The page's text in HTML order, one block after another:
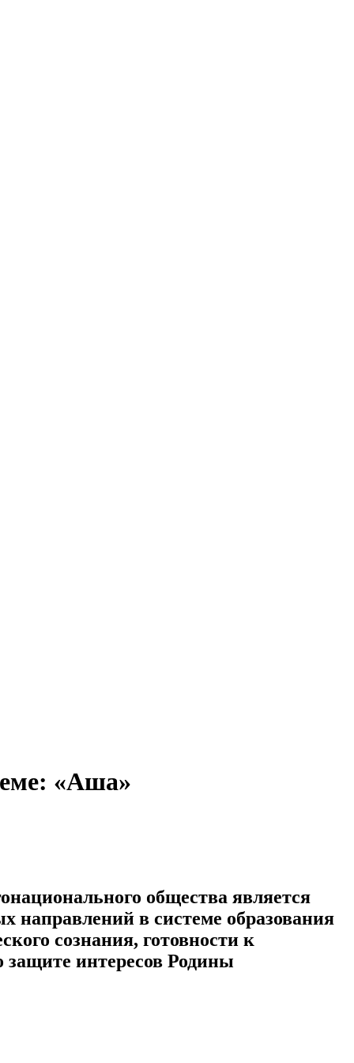
«Аша»
общества является
направлений в системе образования
сознания, готовности к
интересов Родины